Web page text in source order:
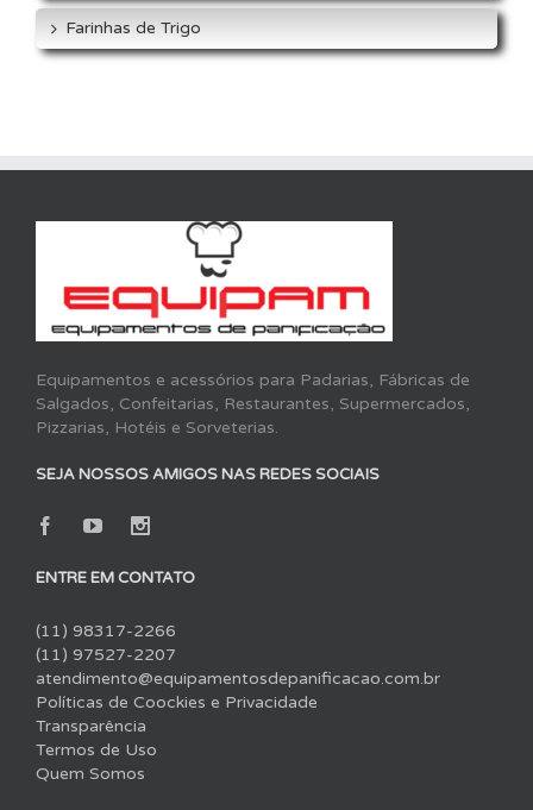
Farinhas de Trigo
Equipamentos e acessórios para Padarias, Fábricas de
Salgados, Confeitarias, Restaurantes, Supermercados,
Pizzarias, Hotéis e Sorveterias.
SEJA NOSSOS AMIGOS NAS REDES SOCIAIS
ENTRE EM CONTATO
(11) 98317-2266
(11) 97527-2207
atendimento@equipamentosdepanificacao.com.br
Políticas de Coockies e Privacidade
Transparência
Termos de Uso
Quem Somos